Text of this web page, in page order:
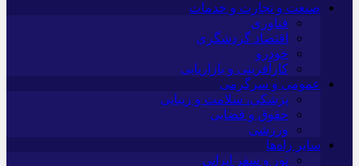
صنعت و تجارت و خدمات
فناوری
اقتصاد گردشگری
خودرو
کارآفرینی و بازاریابی
عمومی و سرگرمی
پزشکی، سلامت و زیبایی
حقوق و قضایی
ورزشی
سایر راه‌ها
تور و سفر ایرانی